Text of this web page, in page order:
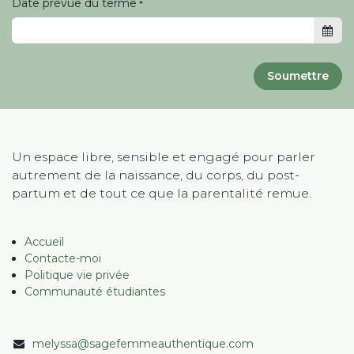
Date prévue du terme *
Soumettre
Un espace libre, sensible et engagé pour parler
autrement de la naissance, du corps, du post-
partum et de tout ce que la parentalité remue.
Accueil
Contacte-moi
Politique vie privée
Communauté étudiantes
melyssa@sagefemmeauthentique.com